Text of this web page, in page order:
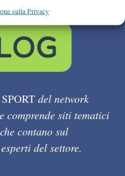
sulla Privacy
SPORT del network
comprende siti tematici
contano sul
del settore.